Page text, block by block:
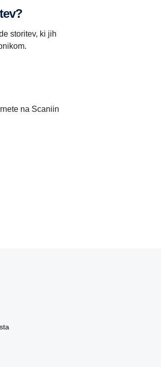
storitev, ki jih
na Scaniin